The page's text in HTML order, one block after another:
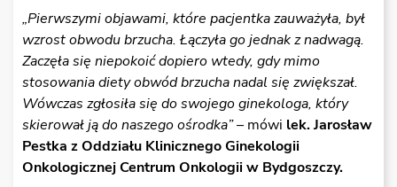
„Pierwszymi objawami, które pacjentka zauważyła, był
wzrost obwodu brzucha. Łączyła go jednak z nadwagą.
Zaczęła się niepokoić dopiero wtedy, gdy mimo
stosowania diety obwód brzucha nadal się zwiększał.
Wówczas zgłosiła się do swojego ginekologa, który
skierował ją do naszego ośrodka”– mówi lek. Jarosław
Pestka z Oddziału Klinicznego Ginekologii
Onkologicznej Centrum Onkologii w Bydgoszczy.